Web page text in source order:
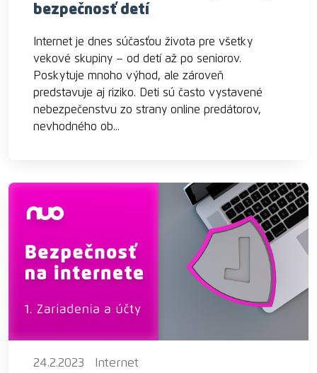
bezpečnosť detí
Internet je dnes súčasťou života pre všetky
vekové skupiny – od detí až po seniorov.
Poskytuje mnoho výhod, ale zároveň
predstavuje aj riziko. Deti sú často vystavené
nebezpečenstvu zo strany online predátorov,
nevhodného ob...
24.2.2023 Internet